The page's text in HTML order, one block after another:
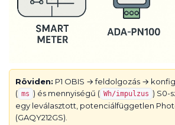
Röviden: P1 OBIS → feldolgozás →
( ms ) és mennyiségű ( Wh/impulzus ) S0-
egy leválasztott, potenciálfüggetlen
(GAQY212GS).